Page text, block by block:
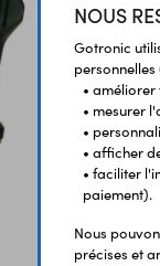
NOUS
Gotronic
•
• mesurer
•
• afficher
• faciliter
paiement).
Nous
précises et